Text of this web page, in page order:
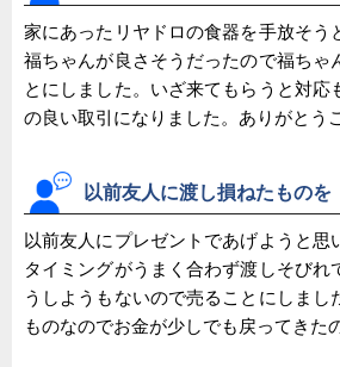
家にあったリヤドロの食器を手放そう
福ちゃんが良さそうだったので福ちゃ
とにしました。いざ来てもらうと対応
の良い取引になりました。ありがとう
以前友人に渡し損ねたものを
以前友人にプレゼントであげようと思
タイミングがうまく合わず渡しそびれ
うしようもないので売ることにしまし
ものなのでお金が少しでも戻ってきた